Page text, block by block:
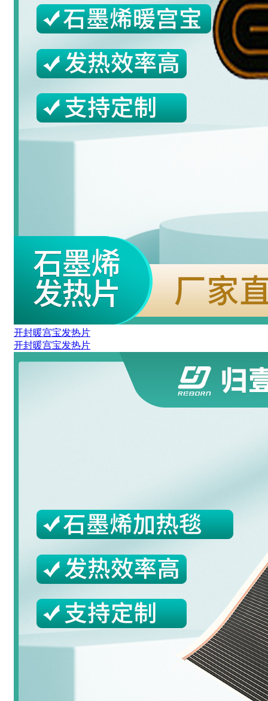
开封暖宫宝发热片
开封暖宫宝发热片